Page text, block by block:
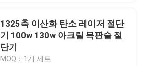
1325축 이산화 탄소 레이저 절단
기 100w 130w 아크릴 목판술 절
단기
MOQ：1개 세트